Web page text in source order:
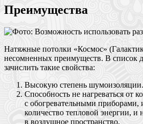
Преимущества
Натяжные потолки «Космос»
несомненных преимуществ. В список
зачислить такие свойства:
Высокую степень шумоизоляции.
Способность не нагреваться от
с обогревательными
количество тепловой энергии, и
в воздушное пространство.